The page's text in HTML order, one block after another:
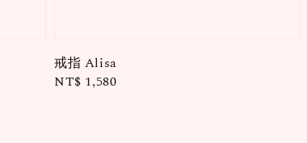
戒指 Alisa
Regular
NT$ 1,580